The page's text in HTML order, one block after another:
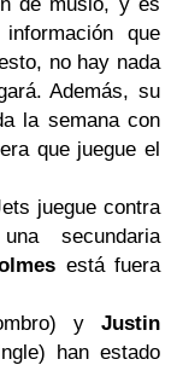
que
no hay nada
Además, su
la semana con
que juegue el
juegue contra
secundaria
está fuera
y Justin
han estado